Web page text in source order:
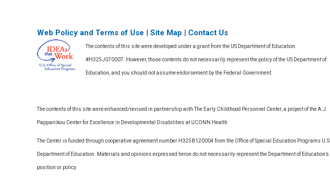
Web Policy and Terms of Use | Site Map | Contact Us
The contents of this site were developed under a grant from the US Department of Education.
#H325J070007. However, those contents do not necessarily represent the policy of the US Department of
Education, and you should not assume endorsement by the Federal Government.
The contents of this site were enhanced/revised in partnership with The Early Childhood Personnel Center, a project of the A.J.
Pappanikou Center for Excellence in Developmental Disabilities at UCONN Health
The Center is funded through cooperative agreement number H325B120004 from the Office of Special Education Programs U.S.
Department of Education. Materials and opinions expressed heron do not necessarily represent the Department of Education’s
position or policy.